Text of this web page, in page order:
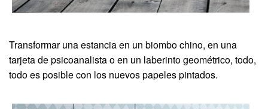
Transformar una estancia en un biombo chino, en una
tarjeta de psicoanalista o en un laberinto geométrico, todo,
todo es posible con los nuevos papeles pintados.